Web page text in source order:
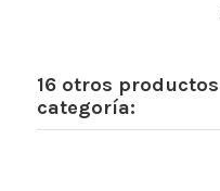
16 otros
categoría: